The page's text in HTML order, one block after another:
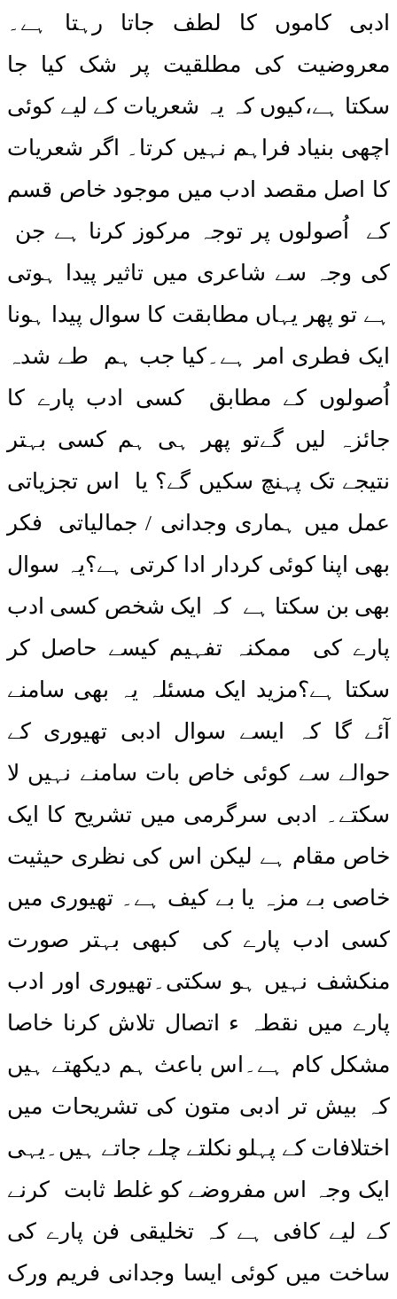
ادبی کاموں کا لطف جاتا رہتا ہے۔
معروضیت کی مطلقیت پر شک کیا جا
سکتا ہے،کیوں کہ یہ شعریات کے لیے کوئی
اچھی بنیاد فراہم نہیں کرتا۔ اگر شعریات
کا اصل مقصد ادب میں موجود خاص قسم
کے اُصولوں پر توجہ مرکوز کرنا ہے جن
کی وجہ سے شاعری میں تاثیر پیدا ہوتی
ہے تو پھر یہاں مطابقت کا سوال پیدا ہونا
ایک فطری امر ہے۔کیا جب ہم طے شدہ
اُصولوں کے مطابق کسی ادب پارے کا
جائزہ لیں گےتو پھر ہی ہم کسی بہتر
نتیجے تک پہنچ سکیں گے؟ یا اس تجزیاتی
عمل میں ہماری وجدانی / جمالیاتی فکر
بھی اپنا کوئی کردار ادا کرتی ہے؟یہ سوال
بھی بن سکتا ہے کہ ایک شخص کسی ادب
پارے کی ممکنہ تفہیم کیسے حاصل کر
سکتا ہے؟مزید ایک مسئلہ یہ بھی سامنے
آئے گا کہ ایسے سوال ادبی تھیوری کے
حوالے سے کوئی خاص بات سامنے نہیں لا
سکتے۔ ادبی سرگرمی میں تشریح کا ایک
خاص مقام ہے لیکن اس کی نظری حیثیت
خاصی بے مزہ یا بے کیف ہے۔ تھیوری میں
کسی ادب پارے کی کبھی بہتر صورت
منکشف نہیں ہو سکتی۔تھیوری اور ادب
پارے میں نقطہ ء اتصال تلاش کرنا خاصا
مشکل کام ہے۔اس باعث ہم دیکھتے ہیں
کہ بیش تر ادبی متون کی تشریحات میں
اختلافات کے پہلو نکلتے چلے جاتے ہیں۔یہی
ایک وجہ اس مفروضے کو غلط ثابت کرنے
کے لیے کافی ہے کہ تخلیقی فن پارے کی
ساخت میں کوئی ایسا وجدانی فریم ورک